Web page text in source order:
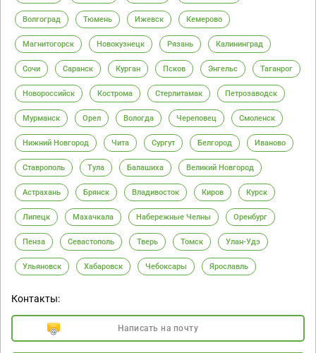
Волгоград Тюмень Ижевск Кемерово
Магнитогорск Новокузнецк Рязань Калининград
Сочи Саранск Курган Псков Энгельс Таганрог
Новороссийск Кострома Стерлитамак Петрозаводск
Мурманск Орел Вологда Череповец Смоленск
Нижний Новгород Чита Сургут Белгород Иваново
Ставрополь Тула Балашиха Великий Новгород
Астрахань Брянск Владивосток Киров Курск
Липецк Махачкала Набережные Челны Оренбург
Пенза Севастополь Тверь Томск Улан-Удэ
Ульяновск Хабаровск Чебоксары Ярославль
Контакты:
Написать на почту